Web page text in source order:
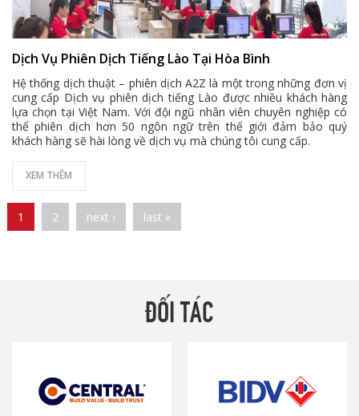
Dịch Vụ Phiên Dịch Tiếng Lào Tại Hòa Bình
Hệ thống dịch thuật – phiên dịch A2Z là một trong những đơn vị
cung cấp Dịch vụ phiên dịch tiếng Lào được nhiều khách hàng
lựa chọn tại Việt Nam. Với đội ngũ nhân viên chuyên nghiệp có
thể phiên dịch hơn 50 ngôn ngữ trên thế giới đảm bảo quý
khách hàng sẽ hài lòng về dịch vụ mà chúng tôi cung cấp.
XEM THÊM
Pages
1 2 next › last »
ĐỐI TÁC